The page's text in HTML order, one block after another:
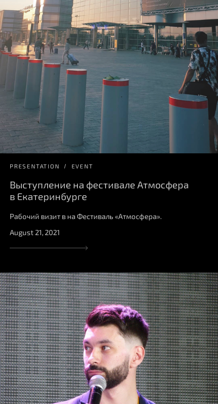
PRESENTATION EVENT
Выступление на фестивале Атмосфера
в Екатеринбурге
Рабочий визит в на Фестиваль «Атмосфера».
August 21, 2021